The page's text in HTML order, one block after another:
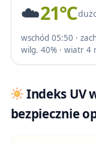
☁️21℃
wschód 05:50 ·
wilg. 40% · wiatr 4
Indeks UV
bezpiecznie